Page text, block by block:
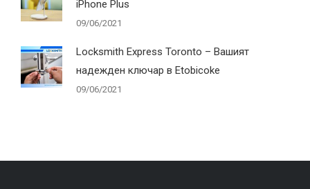
iPhone Plus
09/06/2021
Locksmith Express Toronto – Вашият
надежден ключар в Etobicoke
09/06/2021